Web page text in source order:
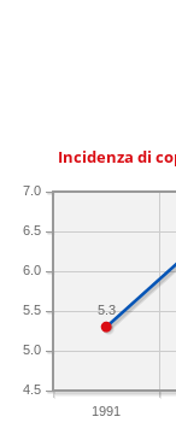
Incidenza di
1991
4.5
5.0
5.5
6.0
6.5
7.0
5.3